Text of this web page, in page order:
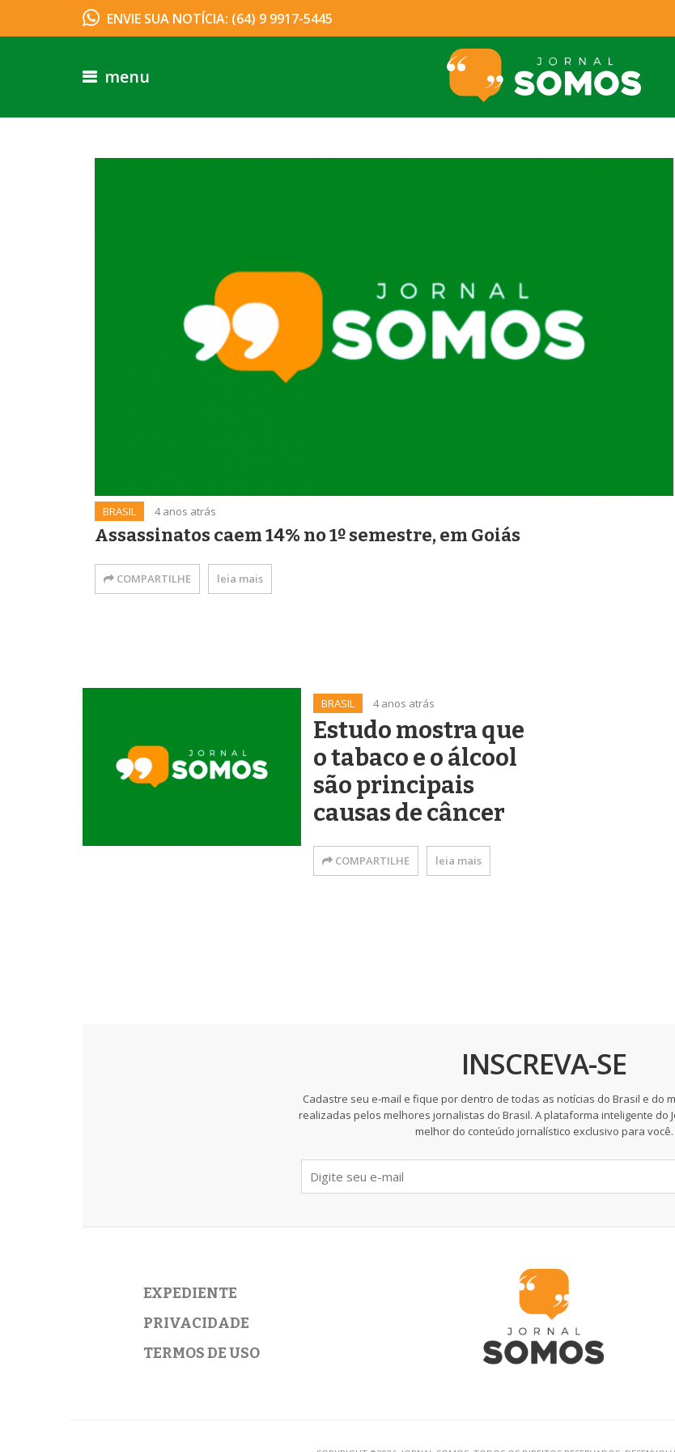
ENVIE SUA NOTÍCIA: (64) 9 9917-5445
menu
BRASIL 4 anos atrás
Assassinatos caem 14% no 1º semestre, em Goiás
COMPARTILHE leia mais
BRASIL 4 anos atrás
Estudo mostra que
o tabaco e o álcool
são principais
causas de câncer
COMPARTILHE leia mais
INSCREVA-SE
Cadastre seu e-mail e fique por dentro de todas as notícias do Brasil e do
realizadas pelos melhores jornalistas do Brasil. A plataforma inteligente do
melhor do conteúdo jornalístico exclusivo para você.
EXPEDIENTE
PRIVACIDADE
TERMOS DE USO